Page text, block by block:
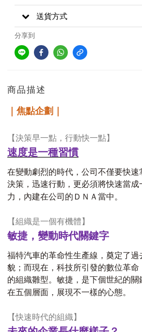
送貨方式
分享到
商品描述
｜焦點企劃｜
【決策早一點，行動快一點】
速度是一種習慣
在變動劇烈的時代，公司不僅要快
決策，迅速行動，更必須將快速當
力，內建在公司的ＤＮＡ當中。
【組織是一個有機體】
敏捷，變動時代關鍵字
福特汽車的革命性生產線，奠定了過
貌；而現在，科技所引發的數位革命
的組織雛型。敏捷，是下個世紀的
在五個層面，展現不一樣的心態。
【快速時代的組織】